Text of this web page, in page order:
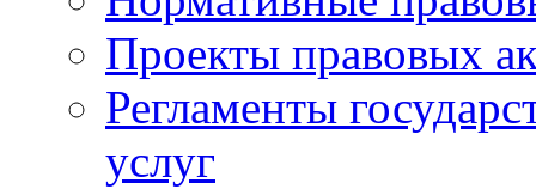
Проекты правовых
Регламенты
услуг